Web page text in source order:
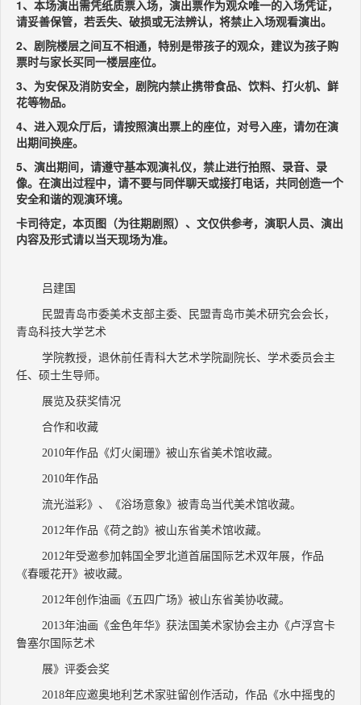
1、本场演出需凭纸质票入场，演出票作为观众唯一的入场凭证，
请妥善保管，若丢失、破损或无法辨认，将禁止入场观看演出。
2、剧院楼层之间互不相通，特别是带孩子的观众，建议为孩子购
票时与家长买同一楼层座位。
3、为安保及消防安全，剧院内禁止携带食品、饮料、打火机、鲜
花等物品。
4、进入观众厅后，请按照演出票上的座位，对号入座，请勿在演
出期间换座。
5、演出期间，请遵守基本观演礼仪，禁止进行拍照、录音、录
像。在演出过程中，请不要与同伴聊天或接打电话，共同创造一个
安全和谐的观演环境。
卡司待定，本页图（为往期剧照）、文仅供参考，演职人员、演出
内容及形式请以当天现场为准。
吕建国
民盟青岛市委美术支部主委、民盟青岛市美术研究会会长，
青岛科技大学艺术
学院教授，退休前任青科大艺术学院副院长、学术委员会主
任、硕士生导师。
展览及获奖情况
合作和收藏
2010年作品《灯火阑珊》被山东省美术馆收藏。
2010年作品
流光溢彩》、《浴场意象》被青岛当代美术馆收藏。
2012年作品《荷之韵》被山东省美术馆收藏。
2012年受邀参加韩国全罗北道首届国际艺术双年展，作品
《春暖花开》被收藏。
2012年创作油画《五四广场》被山东省美协收藏。
2013年油画《金色年华》获法国美术家协会主办《卢浮宫卡
鲁塞尔国际艺术
展》评委会奖
2018年应邀奥地利艺术家驻留创作活动，作品《水中摇曳的